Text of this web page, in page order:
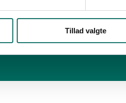
Tillad valgte